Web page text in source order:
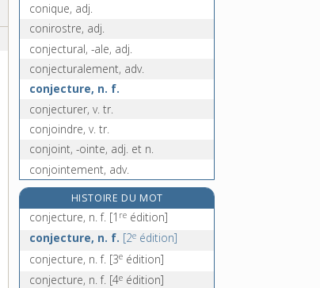
conique, adj.
conirostre, adj.
conjectural, -ale, adj.
conjecturalement, adv.
conjecture, n. f.
conjecturer, v. tr.
conjoindre, v. tr.
conjoint, -ointe, adj. et n.
conjointement, adv.
conjoncteur, n. m.
conjoncteur-disjoncteur, n. m.
conjonction, n. f.
conjonctivite, n. f.
HISTOIRE DU MOT
conjecture, n. f. [1 re édition]
conjecture, n. f. [2e édition]
conjecture, n. f. [3e édition]
conjecture, n. f. [4e édition]